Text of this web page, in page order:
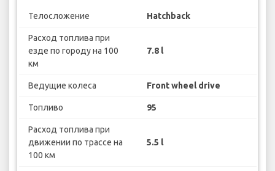
Телосложение Hatchback
Расход топлива при
езде по городу на 100
км
7.8 l
Ведущие колеса Front wheel drive
Топливо 95
Расход топлива при
движении по трассе на
100 км
5.5 l